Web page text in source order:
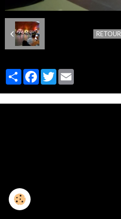
RETOUR
PartagerFacebook
Twitter